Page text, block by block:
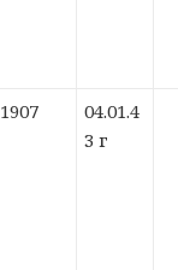
1907
04.01.4
3 г